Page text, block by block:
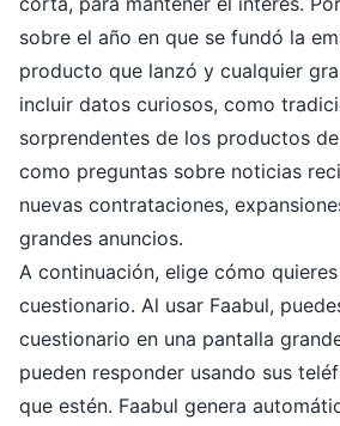
sobre el año en que se fundó la
producto que lanzó y cualquier
incluir datos curiosos, como
sorprendentes de los productos
como preguntas sobre noticias
nuevas contrataciones,
grandes anuncios.
A continuación, elige cómo
cuestionario. Al usar Faabul,
cuestionario en una pantalla
pueden responder usando sus
que estén. Faabul genera